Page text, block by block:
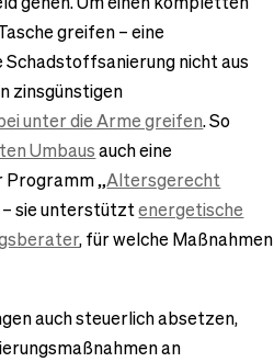
greifen – eine
nicht aus
zinsgünstigen
unter die Arme greifen. So
Umbausauch eine
Programm „Altersgerecht
– sie unterstütztenergetische
, für welche Maßnahmen
auch steuerlich absetzen,
an